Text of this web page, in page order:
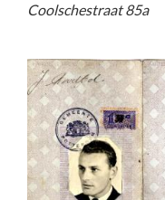
Coolschestraat 85a